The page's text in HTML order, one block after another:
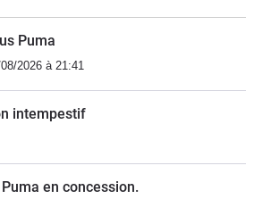
Puma
2026 à 21:41
intempestif
en concession.